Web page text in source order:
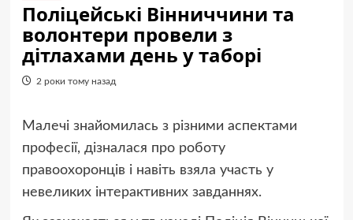
Поліцейські Вінниччини та
волонтери провели з
дітлахами день у таборі
2 роки тому назад
Малечі знайомилась з різними аспектами
професії, дізналася про роботу
правоохоронців і навіть взяла участь у
невеликих інтерактивних завданнях.